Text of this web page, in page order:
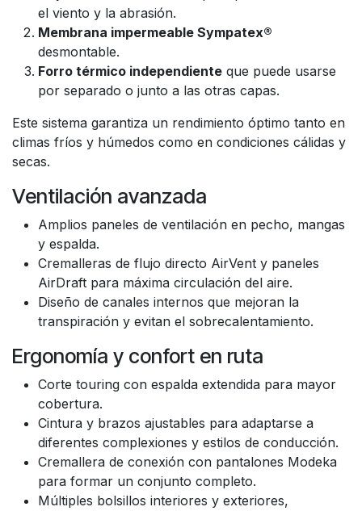
el viento y la abrasión.
Membrana impermeable Sympatex®
desmontable.
Forro térmico independiente que puede usarse
por separado o junto a las otras capas.
Este sistema garantiza un rendimiento óptimo tanto en
climas fríos y húmedos como en condiciones cálidas y
secas.
Ventilación avanzada
Amplios paneles de ventilación en pecho, mangas
y espalda.
Cremalleras de flujo directo AirVent y paneles
AirDraft para máxima circulación del aire.
Diseño de canales internos que mejoran la
transpiración y evitan el sobrecalentamiento.
Ergonomía y confort en ruta
Corte touring con espalda extendida para mayor
cobertura.
Cintura y brazos ajustables para adaptarse a
diferentes complexiones y estilos de conducción.
Cremallera de conexión con pantalones Modeka
para formar un conjunto completo.
Múltiples bolsillos interiores y exteriores,